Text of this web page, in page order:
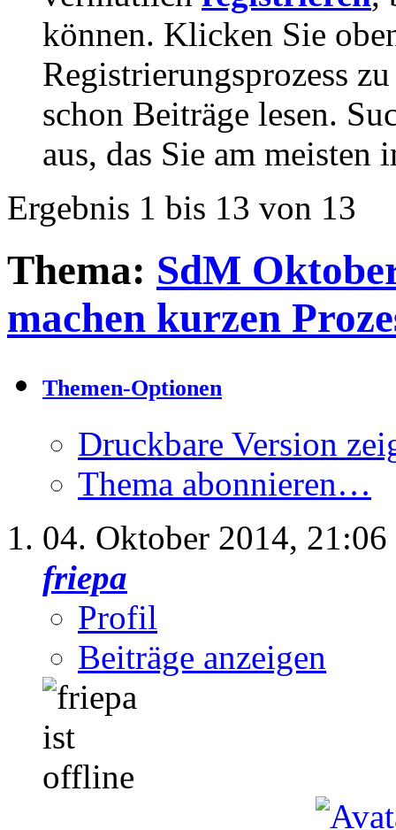
können. Klicken Sie
Registrierungsprozess
schon Beiträge lesen.
aus, das Sie am meisten
Ergebnis 1 bis 13 von 13
Thema: SdM
machen kurzen
Themen-Optionen
Druckbare Version
Thema abonnieren…
04. Oktober 2014, 21:06
friepa
Profil
Beiträge anzeigen